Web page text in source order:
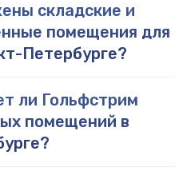
складские и
помещения для
Петербурге?
ли Гольфстрим
помещений в